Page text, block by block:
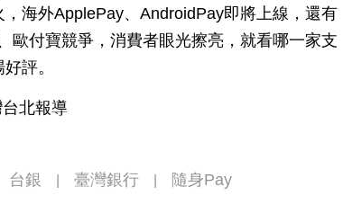
海外ApplePay、AndroidPay即將上線，還有
歐付寶競爭，消費者眼光擦亮，就看哪一家支
評。
北報導
台銀 臺灣銀行 隨身Pay